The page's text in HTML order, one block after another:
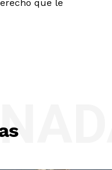
que le